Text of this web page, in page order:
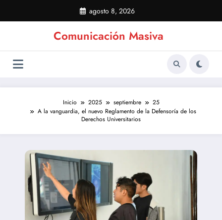
contenido
agosto 8, 2026
Comunicación Masiva
Inicio 2025 septiembre
25
A la vanguardia, el nuevo Reglamento de la Defensoría de los
Derechos Universitarios